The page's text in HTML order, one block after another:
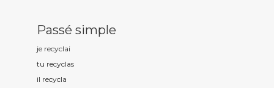
Passé simple
je recyclai
tu recyclas
il recycla